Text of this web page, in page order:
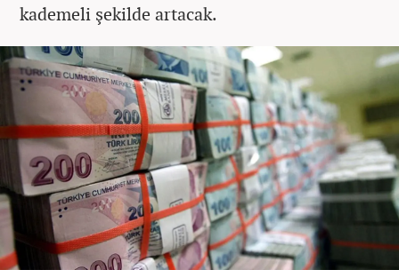
kademeli şekilde artacak.